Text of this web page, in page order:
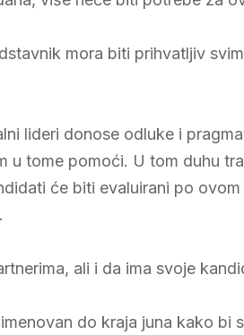
mora biti prihvatljiv
lideri donose odluke i
u tome pomoći. U tom duhu
će biti evaluirani po
ali i da ima svoje
do kraja juna kako bi